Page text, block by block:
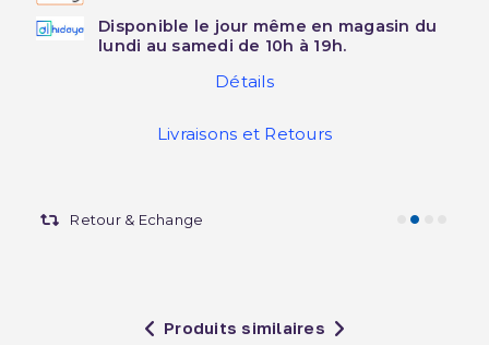
Disponible le jour même en magasin du
lundi au samedi de 10h à 19h.
Détails
Livraisons et Retours
Retour & Echange
Produits similaires